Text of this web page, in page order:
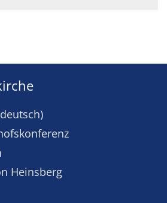
Heinsberg